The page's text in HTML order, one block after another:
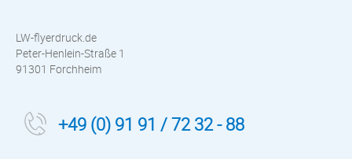
LW-flyerdruck.de
Peter-Henlein-Straße 1
91301 Forchheim
+49 (0) 91 91 / 72 32 - 88